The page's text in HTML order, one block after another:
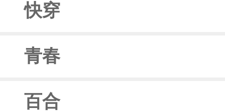
快穿
青春
百合